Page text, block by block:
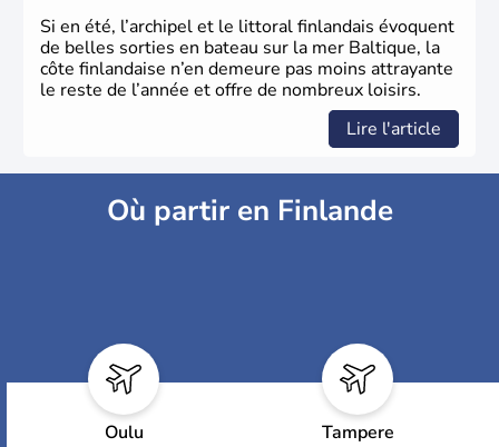
Si en été, l’archipel et le littoral finlandais évoquent
de belles sorties en bateau sur la mer Baltique, la
côte finlandaise n’en demeure pas moins attrayante
le reste de l’année et offre de nombreux loisirs.
Lire l'article
Où partir en Finlande
Oulu Tampere